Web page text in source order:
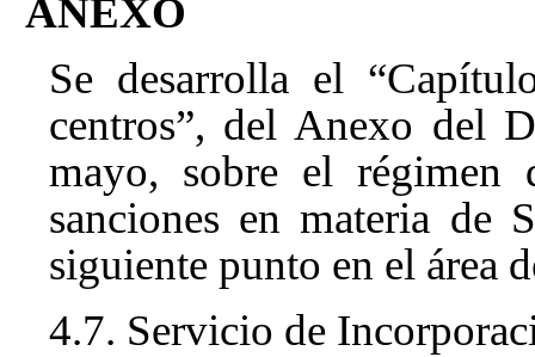
ANEXO
Se desarrolla el
centros”, del Anexo del
mayo, sobre el régimen
sanciones en materia de
siguiente punto en el área
4.7. Servicio de